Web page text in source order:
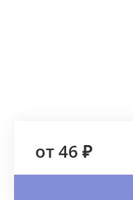
от 46 ₽